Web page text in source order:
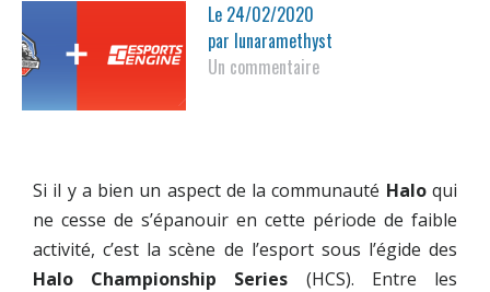
Le 24/02/2020
par lunaramethyst
Un commentaire
Si il y a bien un aspect de la communauté Haloqui
ne cesse de s’épanouir en cette période de faible
activité, c’est la scène de l’esport sous l’égide des
Halo Championship Series (HCS). Entre les